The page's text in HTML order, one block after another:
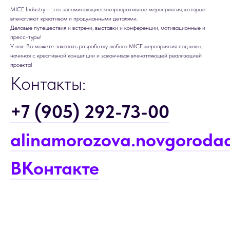
MICE Industry – это запоминающиеся корпоративные мероприятия, которые
впечатляют креативом и продуманными деталями.
Деловые путешествия и встречи, выставки и конференции, мотивационные и
пресс-туры!
У нас Вы можете заказать разработку любого MICE мероприятия под ключ,
начиная с креативной концепции и заканчивая впечатляющей реализацией
проекта!
Контакты:
+7 (905) 292-73-00
ВКонтакте